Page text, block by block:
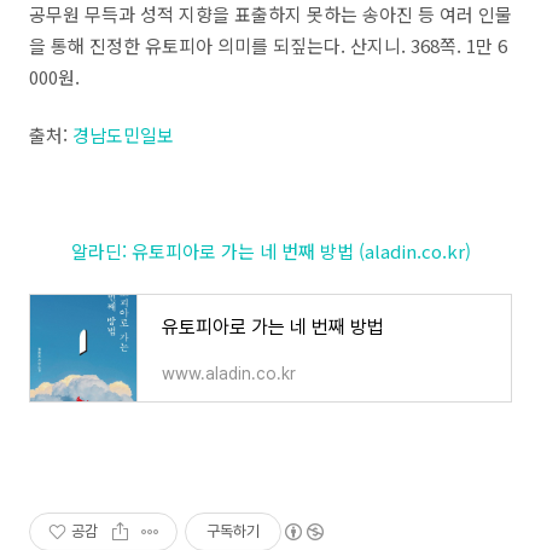
공무원 무득과 성적 지향을 표출하지 못하는 송아진 등 여러 인물
을 통해 진정한 유토피아 의미를 되짚는다. 산지니. 368쪽. 1만 6
000원.
출처: 경남도민일보
알라딘: 유토피아로 가는 네 번째 방법 (aladin.co.kr)
유토피아로 가는 네 번째 방법
www.aladin.co.kr
공감 구독하기